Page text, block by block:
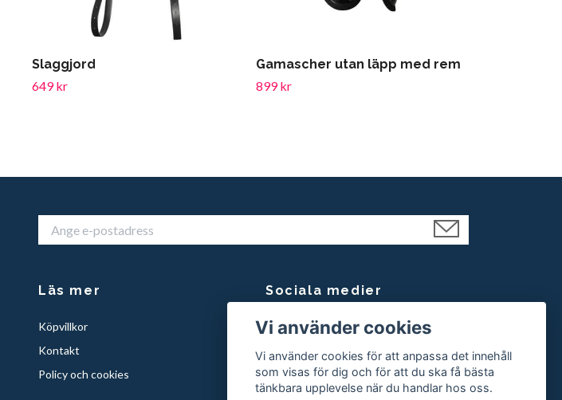
Slaggjord
649 kr
Gamascher utan läpp med rem
899 kr
Läs mer
Köpvillkor
Kontakt
Policy och cookies
Sociala medier
Facebook
Instagram
Vi använder cookies
Vi använder cookies för att anpassa det innehåll
som visas för dig och för att du ska få bästa
tänkbara upplevelse när du handlar hos oss.